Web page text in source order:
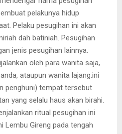
pelakunya hidup
Pelaku pesugihan ini akan
dah batiniah. Pesugihan
jenis pesugihan lainnya.
oleh para wanita saja,
ataupun wanita lajang.ini
penghuni) tempat tersebut
yang selalu haus akan birahi.
ritual pesugihan ini
Lembu Gireng pada tengah